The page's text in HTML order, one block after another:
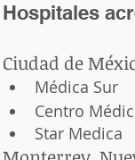
Hospitales
Ciudad de
Médica Sur
Centro
Star Medica